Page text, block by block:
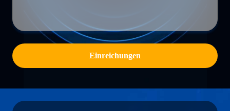
Einreichungen